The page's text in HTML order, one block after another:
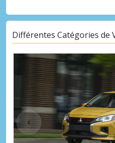
Différentes Catégories de